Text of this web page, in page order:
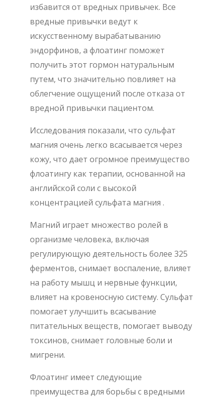
избавится от вредных привычек. Все
вредные привычки ведут к
искусственному вырабатыванию
эндорфинов, а флоатинг поможет
получить этот гормон натуральным
путем, что значительно повлияет на
облегчение ощущений после отказа от
вредной привычки пациентом.
Исследования показали, что сульфат
магния очень легко всасывается через
кожу, что дает огромное преимущество
флоатингу как терапии, основанной на
английской соли с высокой
концентрацией сульфата магния .
Магний играет множество ролей в
организме человека, включая
регулирующую деятельность более 325
ферментов, снимает воспаление, влияет
на работу мышц и нервные функции,
влияет на кровеносную систему. Сульфат
помогает улучшить всасывание
питательных веществ, помогает выводу
токсинов, снимает головные боли и
мигрени.
Флоатинг имеет следующие
преимущества для борьбы с вредными